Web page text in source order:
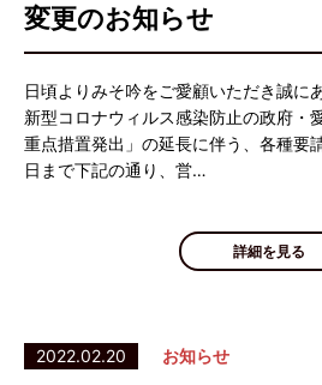
変更のお知らせ
日頃よりみそ吟をご愛顧いただき誠に
新型コロナウィルス感染防止の政府・
重点措置発出」の延長に伴う、各種要
日まで下記の通り、営…
詳細を見る
2022.02.20 お知らせ